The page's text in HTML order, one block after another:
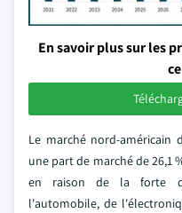
En savoir plus sur les
Le marché nord-américain
une part de marché de 26,1
en raison de la forte
l'automobile, de